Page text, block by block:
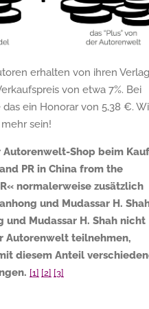
erhalten von ihren
von etwa 7%. Bei
ein Honorar von 5,38 €.
sein!
Autorenwelt-Shop beim Kauf
PR in China from the
normalerweise zusätzlich
und Mudassar H.
und Mudassar H. Shah nicht
Autorenwelt teilnehmen,
diesem Anteil
[1] [2] [3]